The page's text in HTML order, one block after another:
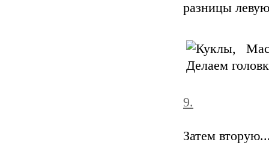
разницы
9.
Затем